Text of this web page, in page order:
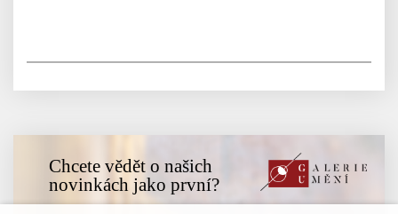
Chcete vědět o našich
novinkách jako první?